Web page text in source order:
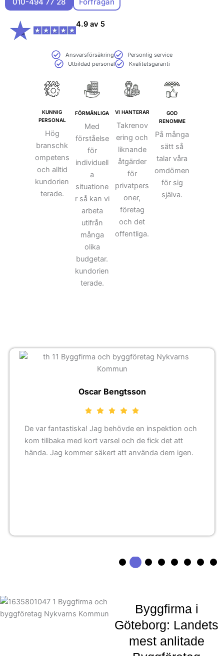
4.9 av 5
Ansvarsförsäkring
Personlig service
Utbildad personal
Kvalitetsgaranti
KUNNIG
PERSONAL
Hög
branschk
ompetens
och alltid
kundorien
terade.
FÖRMÅNLIGA
Med
förståelse
för
individuell
a
situatione
r så kan vi
arbeta
utifrån
många
olika
budgetar.
kundorien
terade.
VI HANTERAR
Takrenov
ering och
liknande
åtgärder
för
privatpers
oner,
företag
och det
offentliga.
GOD
RENOMME
På många
sätt så
talar våra
omdömen
för sig
själva.
Oscar Bengtsson
De var fantastiska! Jag behövde en inspektion och
kom tillbaka med kort varsel och de fick det att
hända. Jag kommer säkert att använda dem igen.
Byggfirma i
Göteborg: Landets
mest anlitade